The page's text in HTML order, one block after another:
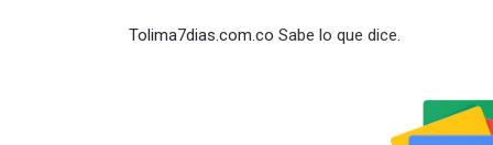
Tolima7dias.com.co Sabe lo que dice.